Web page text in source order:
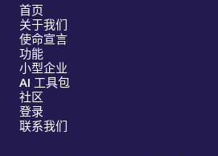
首页
关于我们
使命宣言
功能
小型企业
AI 工具包
社区
登录
联系我们